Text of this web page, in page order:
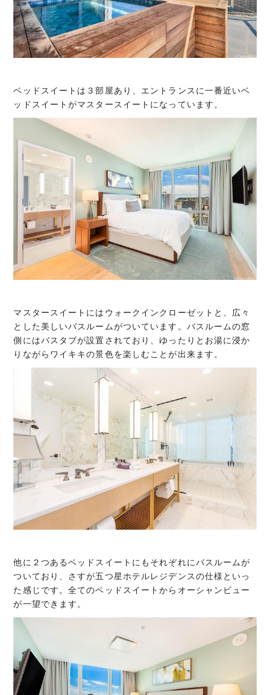
ベッドスイートは３部屋あり、エントランスに一番近いベ
ッドスイートがマスタースイートになっています。
マスタースイートにはウォークインクローゼットと、広々
とした美しいバスルームがついています。バスルームの窓
側にはバスタブが設置されており、ゆったりとお湯に浸か
りながらワイキキの景色を楽しむことが出来ます。
他に２つあるベッドスイートにもそれぞれにバスルームが
ついており、さすが五つ星ホテルレジデンスの仕様といっ
た感じです。全てのベッドスイートからオーシャンビュー
が一望できます。